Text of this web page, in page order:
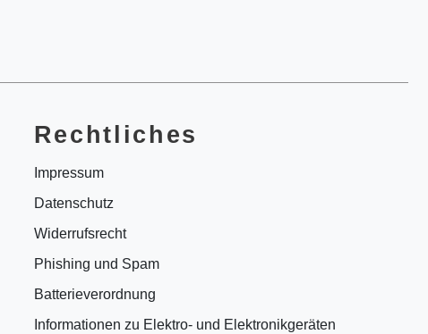
Rechtliches
Impressum
Datenschutz
Widerrufsrecht
Phishing und Spam
Batterieverordnung
Informationen zu Elektro- und Elektronikgeräten